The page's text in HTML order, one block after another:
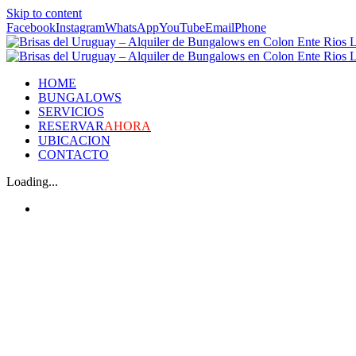
Skip to content
FacebookInstagramWhatsAppYouTubeEmailPhone
HOME
BUNGALOWS
SERVICIOS
RESERVARAHORA
UBICACION
CONTACTO
Loading...